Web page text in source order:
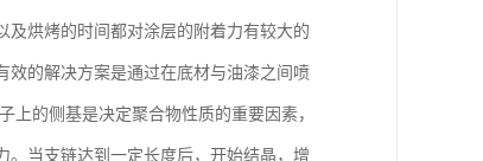
及烘烤的时间都对涂层的附着力有较大的
效的解决方案是通过在底材与油漆之间喷
的侧基是决定聚合物性质的重要因素，
。当支链达到一定长度后，开始结晶，增